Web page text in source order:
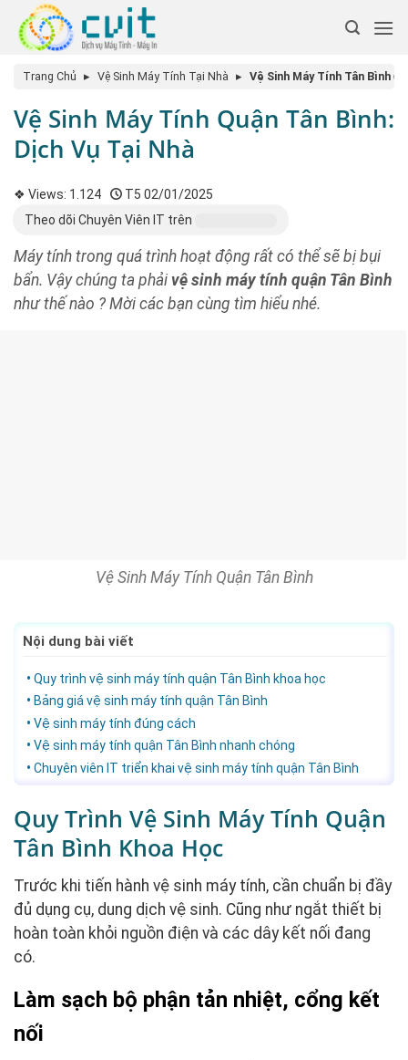
Trang Chủ ▸ Vệ Sinh Máy Tính Tại Nhà ▸ Vệ Sinh Máy Tính Tân Bình ✅
Vệ Sinh Máy Tính Quận Tân Bình:
Dịch Vụ Tại Nhà
❖ Views: 1.124
T5 02/01/2025
Theo dõi Chuyên Viên IT trên
Máy tính trong quá trình hoạt động rất có thể sẽ bị bụi
bẩn. Vậy chúng ta phải vệ sinh máy tính quận Tân Bình
như thế nào ? Mời các bạn cùng tìm hiểu nhé.
Vệ Sinh Máy Tính Quận Tân Bình
Nội dung bài viết
Quy trình vệ sinh máy tính quận Tân Bình khoa học
Bảng giá vệ sinh máy tính quận Tân Bình
Vệ sinh máy tính đúng cách
Vệ sinh máy tính quận Tân Bình nhanh chóng
Chuyên viên IT triển khai vệ sinh máy tính quận Tân Bình
Quy Trình Vệ Sinh Máy Tính Quận
Tân Bình Khoa Học
Trước khi tiến hành vệ sinh máy tính, cần chuẩn bị đầy
đủ dụng cụ, dung dịch vệ sinh. Cũng như ngắt thiết bị
hoàn toàn khỏi nguồn điện và các dây kết nối đang
có.
Làm sạch bộ phận tản nhiệt, cổng kết
nối